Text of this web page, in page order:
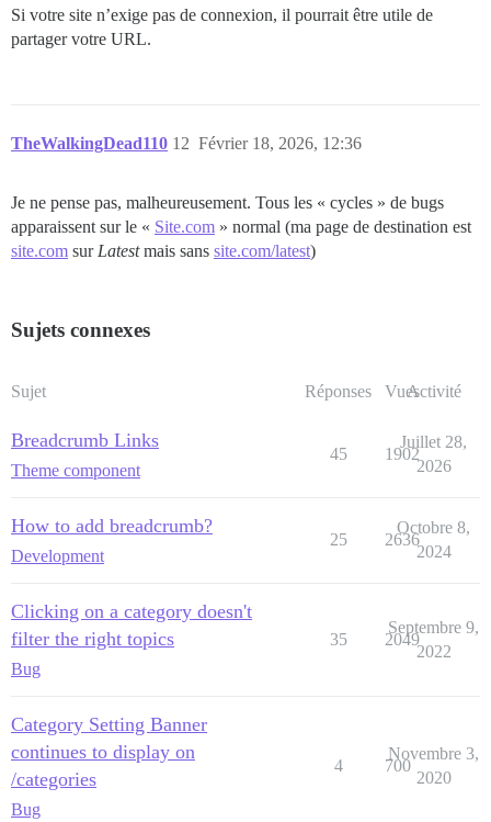
Si votre site n’exige pas de connexion, il pourrait être utile de
partager votre URL.
TheWalkingDead110 Février 18, 2026, 12:36
12
Je ne pense pas, malheureusement. Tous les « cycles » de bugs
apparaissent sur le « Site.com » normal (ma page de destination est
site.com sur Latestmais sans site.com/latest)
Sujets connexes
Sujet Réponses VuesActivité
Breadcrumb Links
Theme component
45 1902
Juillet 28,
2026
How to add breadcrumb?
Development
25 2636
Octobre 8,
2024
Clicking on a category doesn't
filter the right topics
Bug
35 2049
Septembre 9,
2022
Category Setting Banner
continues to display on
/categories
Bug
4 700
Novembre 3,
2020